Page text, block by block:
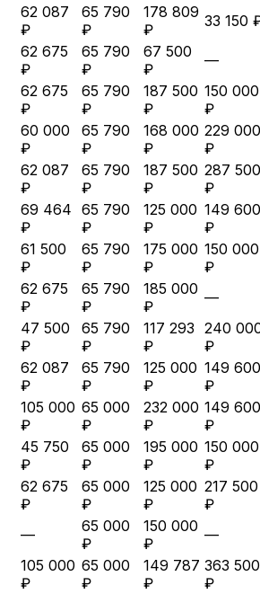
62 087
₽
65 790
₽
178 809
₽
33 150
62 675
₽
65 790
₽
67 500
₽
—
62 675
₽
65 790
₽
187 500
₽
150 000
₽
60 000
₽
65 790
₽
168 000
₽
229 000
₽
62 087
₽
65 790
₽
187 500
₽
287 500
₽
69 464
₽
65 790
₽
125 000
₽
149 600
₽
61 500
₽
65 790
₽
175 000
₽
150 000
₽
62 675
₽
65 790
₽
185 000
₽
—
47 500
₽
65 790
₽
117 293
₽
240
₽
62 087
₽
65 790
₽
125 000
₽
149 600
₽
105 000
₽
65 000
₽
232 000
₽
149 600
₽
45 750
₽
65 000
₽
195 000
₽
150 000
₽
62 675
₽
65 000
₽
125 000
₽
217 500
₽
—
65 000
₽
150 000
₽
—
105 000
₽
65 000
₽
149 787
₽
363 500
₽